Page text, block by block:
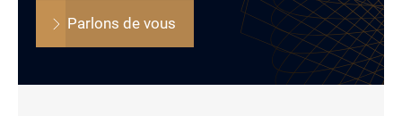
Parlons de vous